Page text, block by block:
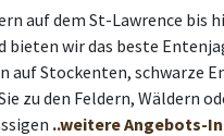
auf dem St-Lawrence bis
wir das beste
auf Stockenten, schwarze
zu den Feldern, Wäldern
..weitere Angebots-